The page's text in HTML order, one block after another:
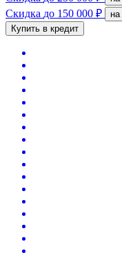
Скидка до 150 000 ₽
Купить в кредит